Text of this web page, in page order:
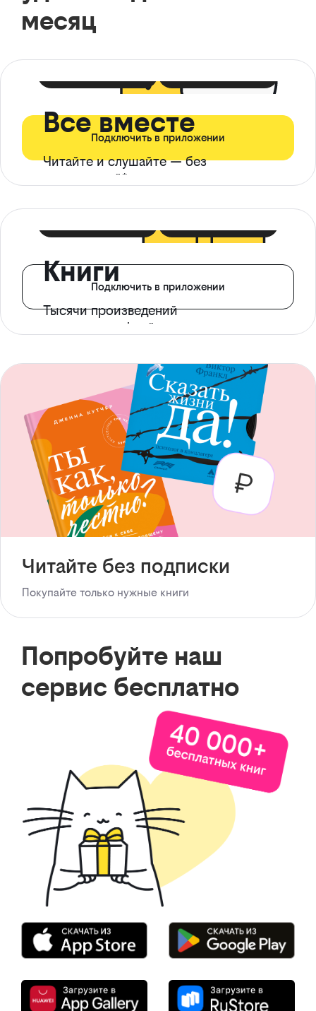
месяц
Все вместе
Читайте и слушайте — без
ограничений*
Подключить в приложении
Книги
Тысячи произведений
с доступом офлайн
Подключить в приложении
Читайте без подписки
Покупайте только нужные книги
Попробуйте наш
сервис бесплатно